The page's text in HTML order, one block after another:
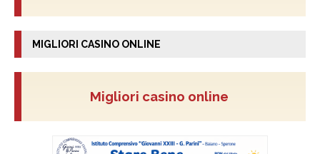
MIGLIORI CASINO ONLINE
Migliori casino online